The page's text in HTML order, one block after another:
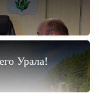
Урала!